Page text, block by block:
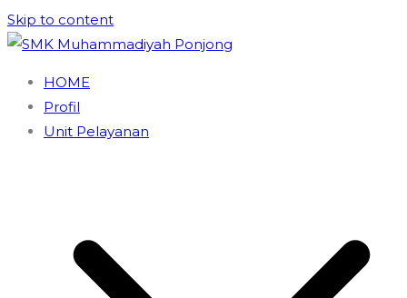
Skip to content
SMK Muhammadiyah Ponjong
Unggul dan Berdaya Saing
HOME
Profil
Unit Pelayanan